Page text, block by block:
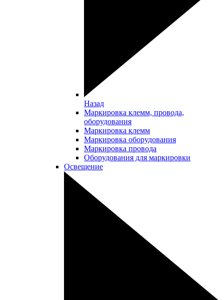
Назад
Маркировка клемм, провода,
оборудования
Маркировка клемм
Маркировка оборудования
Маркировка провода
Оборудования для маркировки
Освещение